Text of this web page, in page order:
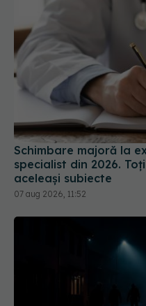
Schimbare majoră la
specialist din 2026.
aceleași subiecte
07 aug 2026, 11:52